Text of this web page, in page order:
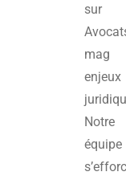
sur
mag
enjeux
Notre